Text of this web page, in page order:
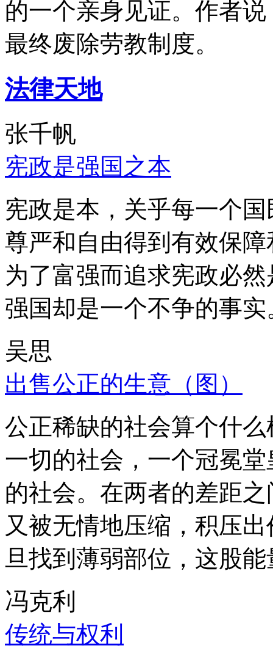
的一个亲身见证。作者
最终废除劳教制度。
法律天地
张千帆
宪政是强国之本
宪政是本，关乎每一个
尊严和自由得到有效保
为了富强而追求宪政必
强国却是一个不争的事实
吴思
出售公正的生意（图）
公正稀缺的社会算个什
一切的社会，一个冠冕
的社会。在两者的差距
又被无情地压缩，积压
旦找到薄弱部位，这股
冯克利
传统与权利